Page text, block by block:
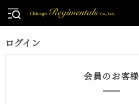
ログイン
会員のお客様